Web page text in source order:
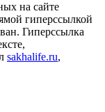
на сайте
гиперссылкой
Гиперссылка
sakhalife.ru,